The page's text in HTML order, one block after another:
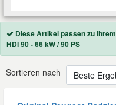
Diese Artikel passen zu
HDI 90 - 66 kW / 90 PS
Sortieren nach
Karosserieteile
Räder und Reifen
Riementrieb
Motortechnik
Prüf- und
Reparatur-Zubehör
Pannenhilfe
Reifen Zubehör
Schlüsselgehäuse
Chrysler Ersatzteile
Cupra Ersatzteile